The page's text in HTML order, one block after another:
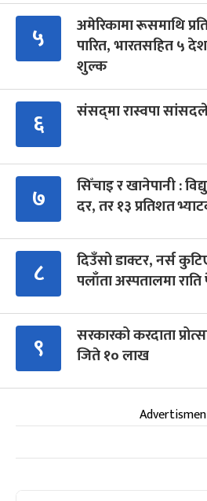
५
अमेरिकामा रूसमाथि
पारित, भारतसहित ५
शुल्क
६ संसद्‍मा रास्वपा
७
सिँचाइ र खानेपानी :
दर, तर १३ प्रतिशत
८
दिउँसो डाक्टर, नर्स
पलाँता अस्पतालमा
९
सरकारको करदाता
जिते १० लाख